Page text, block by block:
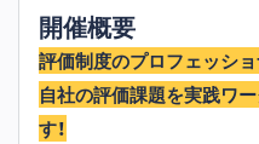
開催概要
評価制度のプロフェッショ
自社の評価課題を実践ワ
す！